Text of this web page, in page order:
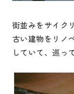
街並みをサイク
古い建物をリノ
していて、巡っ